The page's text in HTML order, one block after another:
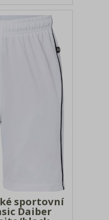
sportovní
Daiber